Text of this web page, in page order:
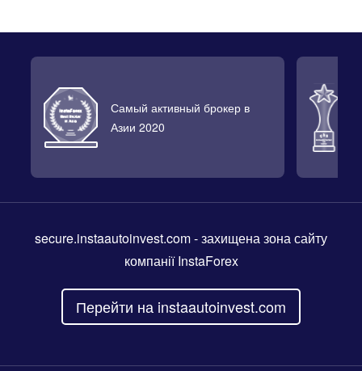
Самый активный брокер в
Азии 2020
secure.instaautoinvest.com- захищена зона сайту
компанії InstaForex
Перейти на instaautoinvest.com